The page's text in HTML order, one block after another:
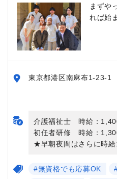
まずや
れば始
東京都港区南麻布1-23-1
介護福祉士 時給：
初任者研修 時給：
★早朝夜間はさらに時給
#無資格でも応募OK